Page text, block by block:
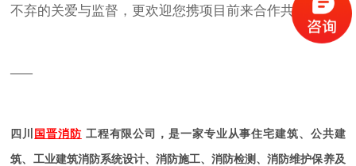
不弃的关爱与监督，更欢迎您携项目前来合作共赢！
——
四川 国晋消防 工程有限公司，是一家专业从事住宅建筑、公共建
筑、工业建筑消防系统设计、消防施工、消防检测、消防维护保养及